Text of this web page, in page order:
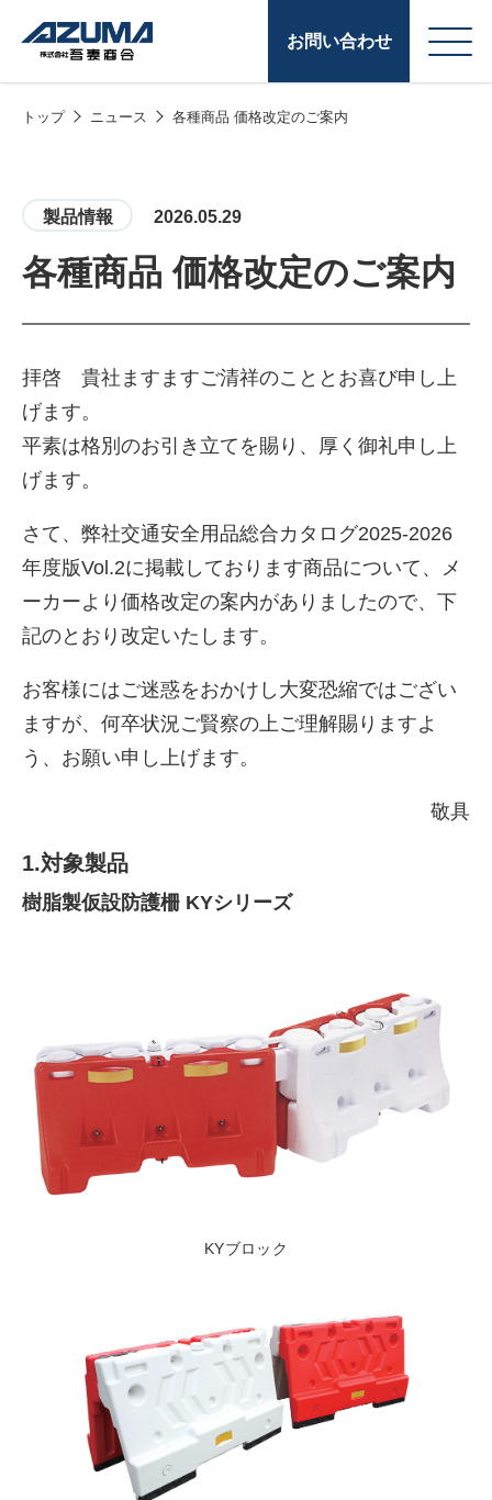
お問い合わせ
株式会社吾妻商会 会
社案内
製品・サービス
LPG販売
給油カード
コークス・鋳物
トップ ニュース 各種商品 価格改定のご案内
製品情報 2026.05.29
各種商品 価格改定のご案内
拝啓 貴社ますますご清祥のこととお喜び申し上
げます。
平素は格別のお引き立てを賜り、厚く御礼申し上
げます。
さて、弊社交通安全用品総合カタログ2025-2026
年度版Vol.2に掲載しております商品について、メ
ーカーより価格改定の案内がありましたので、下
記のとおり改定いたします。
お客様にはご迷惑をおかけし大変恐縮ではござい
ますが、何卒状況ご賢察の上ご理解賜りますよ
う、お願い申し上げます。
敬具
1.対象製品
樹脂製仮設防護柵 KYシリーズ
KYブロック